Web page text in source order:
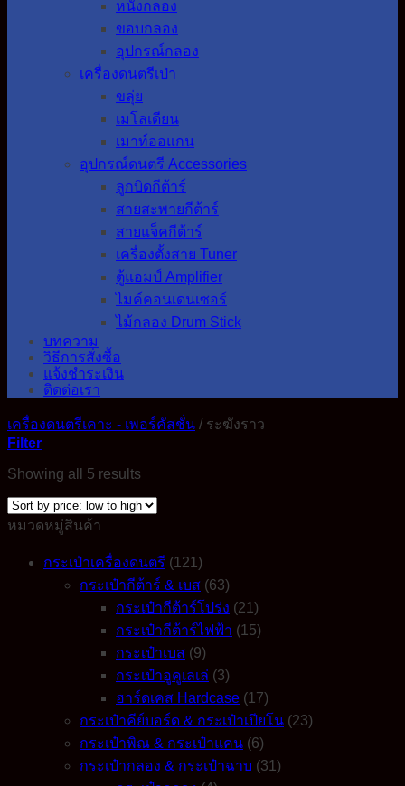
หนังกลอง
ขอบกลอง
อุปกรณ์กลอง
เครื่องดนตรีเป่า
ขลุ่ย
เมโลเดียน
เมาท์ออแกน
อุปกรณ์ดนตรี Accessories
ลูกบิดกีต้าร์
สายสะพายกีต้าร์
สายแจ็คกีต้าร์
เครื่องตั้งสาย Tuner
ตู้แอมป์ Amplifier
ไมค์คอนเดนเซอร์
ไม้กลอง Drum Stick
บทความ
วิธีการสั่งซื้อ
แจ้งชำระเงิน
ติดต่อเรา
เครื่องดนตรีเคาะ - เพอร์คัสชั่น / ระฆังราว
Filter
Showing all 5 results
price:
high
หมวดหมู่สินค้า
กระเป๋าเครื่องดนตรี (121)
กระเป๋ากีต้าร์ & เบส (63)
กระเป๋ากีต้าร์โปร่ง (21)
กระเป๋ากีต้าร์ไฟฟ้า (15)
กระเป๋าเบส (9)
กระเป๋าอูคูเลเล่ (3)
ฮาร์ดเคส Hardcase (17)
กระเป๋าคีย์บอร์ด & กระเป๋าเปียโน (23)
กระเป๋าพิณ & กระเป๋าแคน (6)
กระเป๋ากลอง & กระเป๋าฉาบ (31)